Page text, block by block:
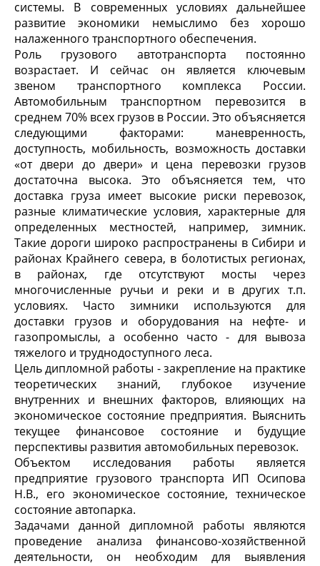
системы. В современных условиях дальнейшее
развитие экономики немыслимо без хорошо
налаженного транспортного обеспечения.
Роль грузового автотранспорта постоянно
возрастает. И сейчас он является ключевым
звеном транспортного комплекса России.
Автомобильным транспортном перевозится в
среднем 70% всех грузов в России. Это объясняется
следующими факторами: маневренность,
доступность, мобильность, возможность доставки
«от двери до двери» и цена перевозки грузов
достаточна высока. Это объясняется тем, что
доставка груза имеет высокие риски перевозок,
разные климатические условия, характерные для
определенных местностей, например, зимник.
Такие дороги широко распространены в Сибири и
районах Крайнего севера, в болотистых регионах,
в районах, где отсутствуют мосты через
многочисленные ручьи и реки и в других т.п.
условиях. Часто зимники используются для
доставки грузов и оборудования на нефте- и
газопромыслы, а особенно часто - для вывоза
тяжелого и труднодоступного леса.
Цель дипломной работы - закрепление на практике
теоретических знаний, глубокое изучение
внутренних и внешних факторов, влияющих на
экономическое состояние предприятия. Выяснить
текущее финансовое состояние и будущие
перспективы развития автомобильных перевозок.
Объектом исследования работы является
предприятие грузового транспорта ИП Осипова
Н.В., его экономическое состояние, техническое
состояние автопарка.
Задачами данной дипломной работы являются
проведение анализа финансово-хозяйственной
деятельности, он необходим для выявления